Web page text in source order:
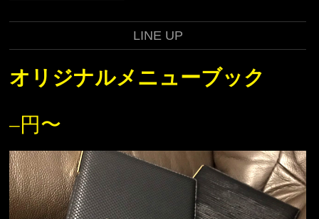
LINE UP
オリジナルメニューブック
–円〜